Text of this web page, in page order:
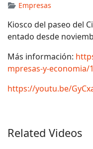
Empresas
Kiosco del paseo del
entado desde
Más información:
mpresas-y-economia/
https://youtu.be/
Related Videos